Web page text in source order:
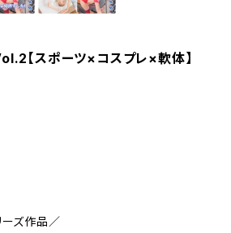
【スポーツ×コスプレ×軟体】
ズ作品／